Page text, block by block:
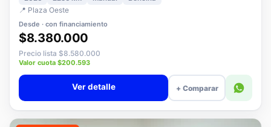
2026 2256 km
📍 Plaza Oeste
Desde · con financiamiento
$8.380.000
Precio lista $8.580.000
Valor cuota $200.593
+ Comparar